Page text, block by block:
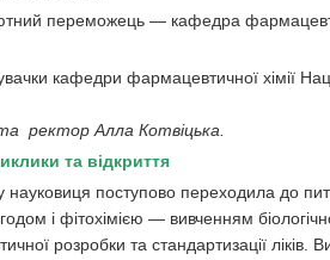
переможець — кафедра
ректор Алла Котвіцька.
та відкриття
поступово переходила до
і фітохімією — вивченням
розробки та стандартизації ліків.